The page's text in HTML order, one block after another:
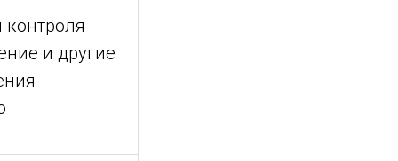
и другие